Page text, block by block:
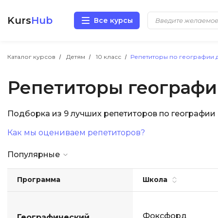
KursHub Все курсы
Каталог курсов Детям 10 класс Репетиторы по географии
Репетиторы
Подборка из 9 лучших репетиторов по
Как мы оцениваем репетиторов?
Популярные
Программа Школа
Фоксфорд
Разработка
Маркетинг
Аналитика
Иностранные языки